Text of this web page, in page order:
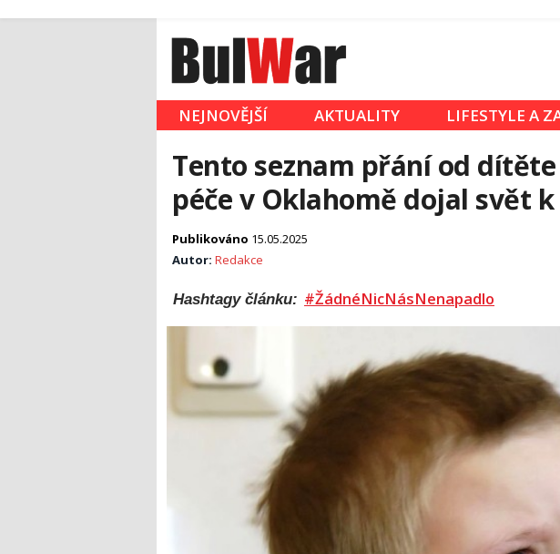
NEJNOVĚJŠÍ AKTUALITY LIFESTYLE A
Tento seznam přání od
péče v Oklahomě dojal svět
Publikováno 15.05.2025
Autor: Redakce
Hashtagy článku: #ŽádnéNicNásNenapadlo